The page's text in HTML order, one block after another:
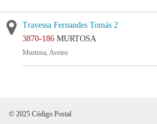
Travessa Fernandes Tomás 2
3870-186 MURTOSA
Murtosa, Aveiro
© 2025 Código Postal